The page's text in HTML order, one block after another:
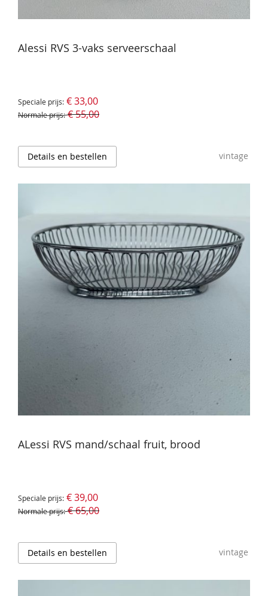
Alessi RVS 3-vaks serveerschaal
Speciale prijs € 33,00
Normale prijs € 55,00
Details en bestellen vintage
ALessi RVS mand/schaal fruit, brood
Speciale prijs € 39,00
Normale prijs € 65,00
Details en bestellen vintage